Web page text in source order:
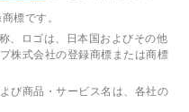
標です。
、ロゴは、日本国およびその他
株式会社の登録商標または商標
び商品・サービス名は、各社の